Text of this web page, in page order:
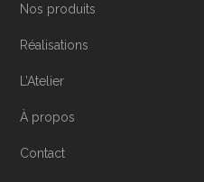
Nos produits
Réalisations
L’Atelier
À propos
Contact